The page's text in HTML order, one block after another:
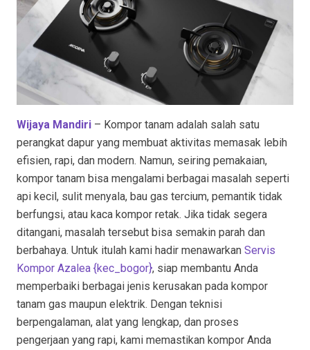
Wijaya Mandiri – Kompor tanam adalah salah satu
perangkat dapur yang membuat aktivitas memasak lebih
efisien, rapi, dan modern. Namun, seiring pemakaian,
kompor tanam bisa mengalami berbagai masalah seperti
api kecil, sulit menyala, bau gas tercium, pemantik tidak
berfungsi, atau kaca kompor retak. Jika tidak segera
ditangani, masalah tersebut bisa semakin parah dan
berbahaya. Untuk itulah kami hadir menawarkan Servis
Kompor Azalea {kec_bogor}, siap membantu Anda
memperbaiki berbagai jenis kerusakan pada kompor
tanam gas maupun elektrik. Dengan teknisi
berpengalaman, alat yang lengkap, dan proses
pengerjaan yang rapi, kami memastikan kompor Anda